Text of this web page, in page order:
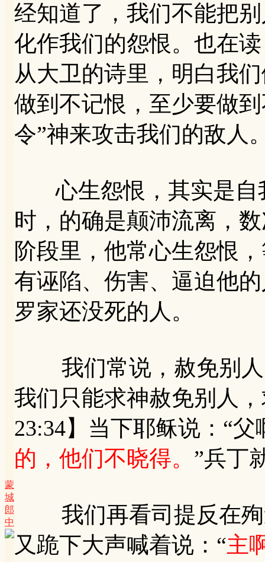
蒙
城
郎
中
经知道了，我们不能把
化作我们的怨恨。也在
从大卫的诗里，明白我
做到不记恨，至少要做
令”神来攻击我们的敌人
心生怨恨，其实是自
时，的确是颠沛流离，
阶段里，他常心生怨恨
有诬陷、伤害、逼迫他
罗家还没死的人。
我们常说，赦免别人
我们只能求神赦免别人
23:34】当下耶稣说：“父
的，他们不晓得。 ”兵丁
我们再看司提反在殉
又跪下大声喊着说：“主